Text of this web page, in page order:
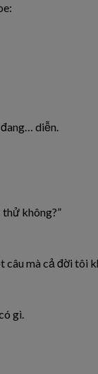
đang… diễn.
không?”
câu mà cả đời tôi
gì.